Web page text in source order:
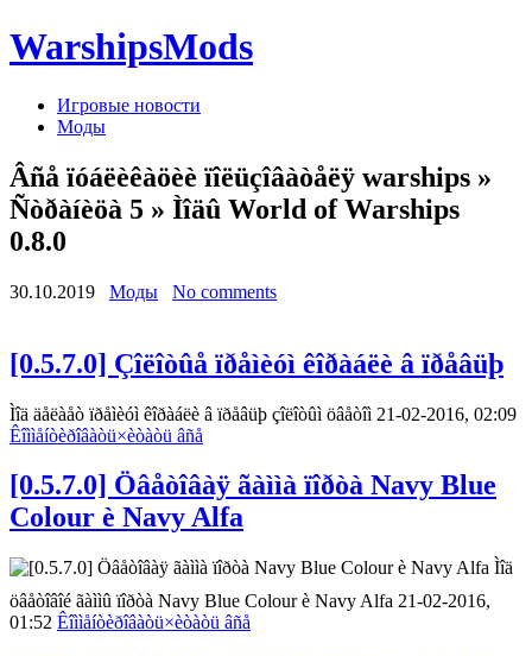
WarshipsMods
Игровые новости
Моды
Âñå ïóáëèêàöèè ïîëüçîâàòåëÿ warships »
Ñòðàíèöà 5 » Ìîäû World of Warships
0.8.0
30.10.2019 Моды No comments
[0.5.7.0] Çîëîòûå ïðåìèóì êîðàáëè â ïðåâüþ
Ìîä äåëàåò ïðåìèóì êîðàáëè â ïðåâüþ çîëîòûì öâåòîì 21-02-2016, 02:09
Êîììåíòèðîâàòü×èòàòü âñå
[0.5.7.0] Öâåòîâàÿ ãàììà ïîðòà Navy Blue
Colour è Navy Alfa
Ìîä
öâåòîâîé ãàììû ïîðòà Navy Blue Colour è Navy Alfa 21-02-2016,
01:52 Êîììåíòèðîâàòü×èòàòü âñå